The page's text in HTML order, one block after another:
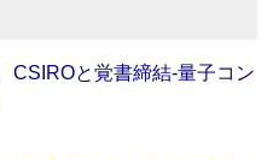
CSIROと覚書締結‐量子コン